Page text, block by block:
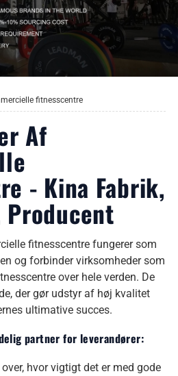
fitnesscentre
Af
- Kina Fabrik,
Producent
fitnesscentre fungerer som
og forbinder virksomheder som
over hele verden. De
der gør udstyr af høj kvalitet
ultimative succes.
partner for leverandører:
hvor vigtigt det er med gode